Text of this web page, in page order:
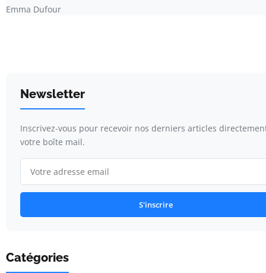
Emma Dufour
Newsletter
Inscrivez-vous pour recevoir nos derniers articles
votre boîte mail.
S'inscrire
Catégories